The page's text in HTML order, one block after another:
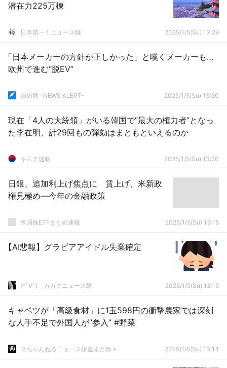
潜在力225万棟
日本第一！ニュース録 2025/1/5(Su) 13:29
「日本メーカーの方針が正しかった」と嘆くメーカーも…
欧州で進む“脱EV”
ゆめ痛 -NEWS ALERT- 2025/1/5(Su) 13:20
現在「4人の大統領」がいる韓国で“最大の権力者”となっ
た李在明、計29回もの弾劾はまともといえるのか
キムチ速報 2025/1/5(Su) 13:20
日銀、追加利上げ焦点に 賃上げ、米新政
権見極め―今年の金融政策
米国株ETFまとめ速報 2025/1/5(Su) 13:15
【AI悲報】グラビアアイドル失業確定
(*ﾟ∀ﾟ)ゞカガクニュース隊 2025/1/5(Su) 13:15
キャベツが「高級食材」に1玉598円の衝撃農家では深刻
な人手不足で外国人が“参入” #野菜
２ちゃんねるニュース超速まとめ＋ 2025/1/5(Su) 13:14